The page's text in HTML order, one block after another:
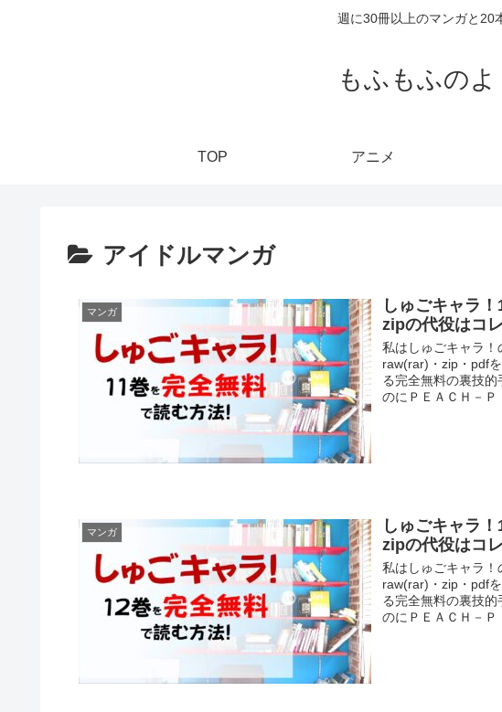
週に30冊以上のマンガと20
もふもふの
TOP アニメ
アイドルマンガ
マンガ
しゅごキャラ
zipの代役はコ
私はしゅごキャラ！
raw(rar)・zip・pdf
る完全無料の裏技
のにＰＥＡＣＨ－
マンガ
しゅごキャラ
zipの代役はコ
私はしゅごキャラ！
raw(rar)・zip・pdf
る完全無料の裏技
のにＰＥＡＣＨ－